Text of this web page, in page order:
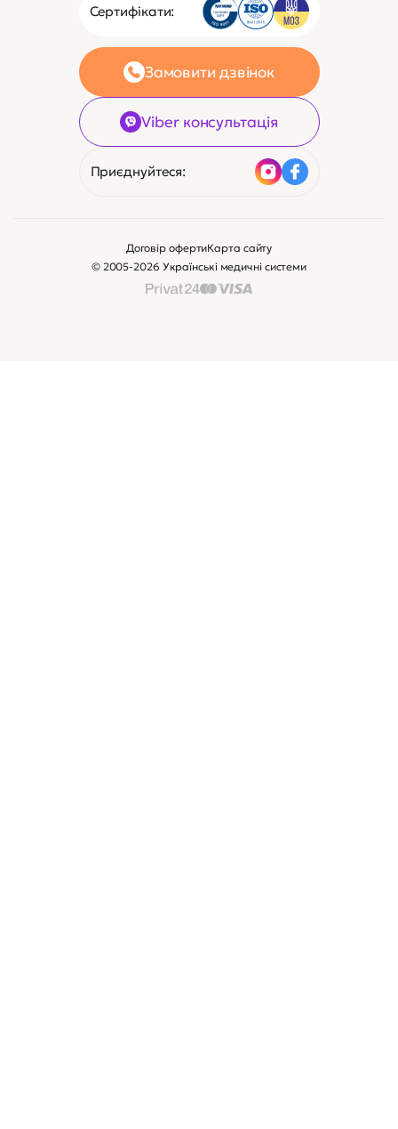
Сертифікати:
Замовити дзвінок
Viber консультація
Приєднуйтеся:
© 2005-2026 Українські медичні системи
Договір офертиКарта сайту